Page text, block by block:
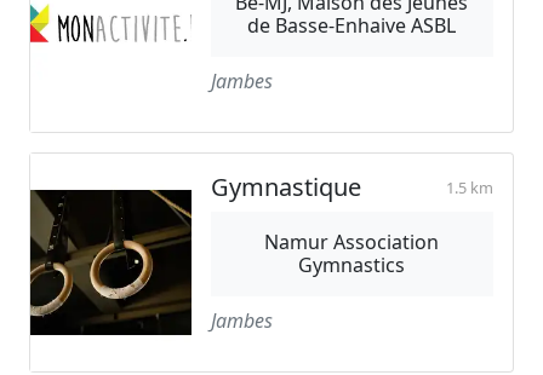
de Basse-Enhaive ASBL
Jambes
Gymnastique 1.5 km
Namur Association
Gymnastics
Jambes